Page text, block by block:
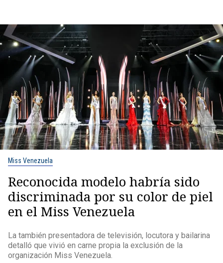
Miss Venezuela
Reconocida modelo habría sido
discriminada por su color de piel
en el Miss Venezuela
La también presentadora de televisión, locutora y bailarina
detalló que vivió en carne propia la exclusión de la
organización Miss Venezuela.